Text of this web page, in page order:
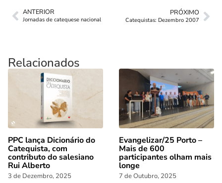
ANTERIOR
Jornadas de catequese nacional
PRÓXIMO
Catequistas: Dezembro 2007
Relacionados
PPC lança Dicionário do
Catequista, com
contributo do salesiano
Rui Alberto
3 de Dezembro, 2025
Evangelizar/25 Porto –
Mais de 600
participantes olham mais
longe
7 de Outubro, 2025